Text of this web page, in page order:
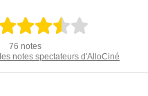
76 notes
notes spectateurs d'AlloCiné